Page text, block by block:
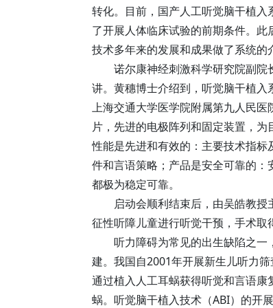
转化。目前，国产人工听觉脑干植
了开展人体临床试验的前期条件。
技术多年来的发展和成果做了系统的
诺尔康神经刺激科学研究院副
讲。黄穗博士介绍到，听觉脑干植
上海交通大学医学院附属第九人民
片，先进的电极阵列和固定装置，
性能是先进和有效的：主要技术指
件和言语策略；产品是安全可靠的
都极为稳定可靠。
启动会顺利结束后，由吴皓教
征性听障儿童进行听觉干预，手术取
听力障碍为常见的出生缺陷之
建。我国自2001年开展新生儿听力
通过植入人工耳蜗获得听觉和言语
蜗。听觉脑干植入技术（ABI）的开